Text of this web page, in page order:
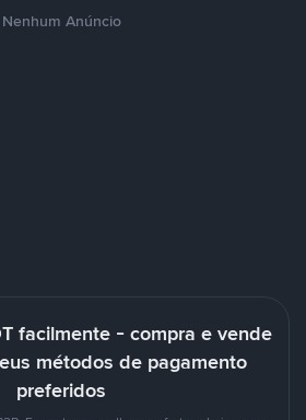
Nenhum Anúncio
facilmente - compra e vende
métodos de pagamento
preferidos